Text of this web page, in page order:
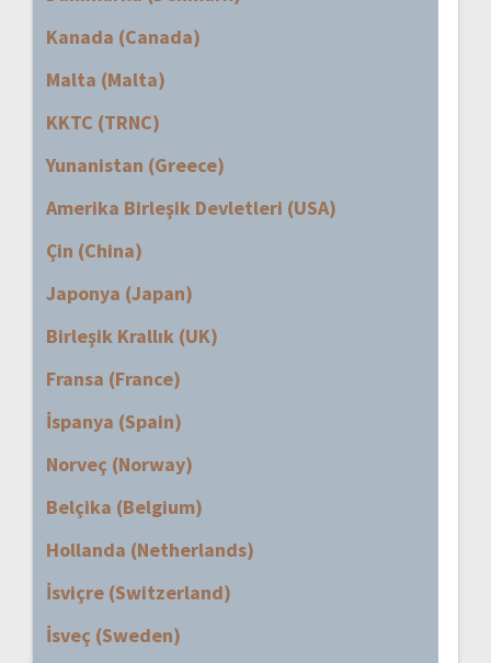
Kanada (Canada)
Malta (Malta)
KKTC (TRNC)
Yunanistan (Greece)
Amerika Birleşik Devletleri (USA)
Çin (China)
Japonya (Japan)
Birleşik Krallık (UK)
Fransa (France)
İspanya (Spain)
Norveç (Norway)
Belçika (Belgium)
Hollanda (Netherlands)
İsviçre (Switzerland)
İsveç (Sweden)